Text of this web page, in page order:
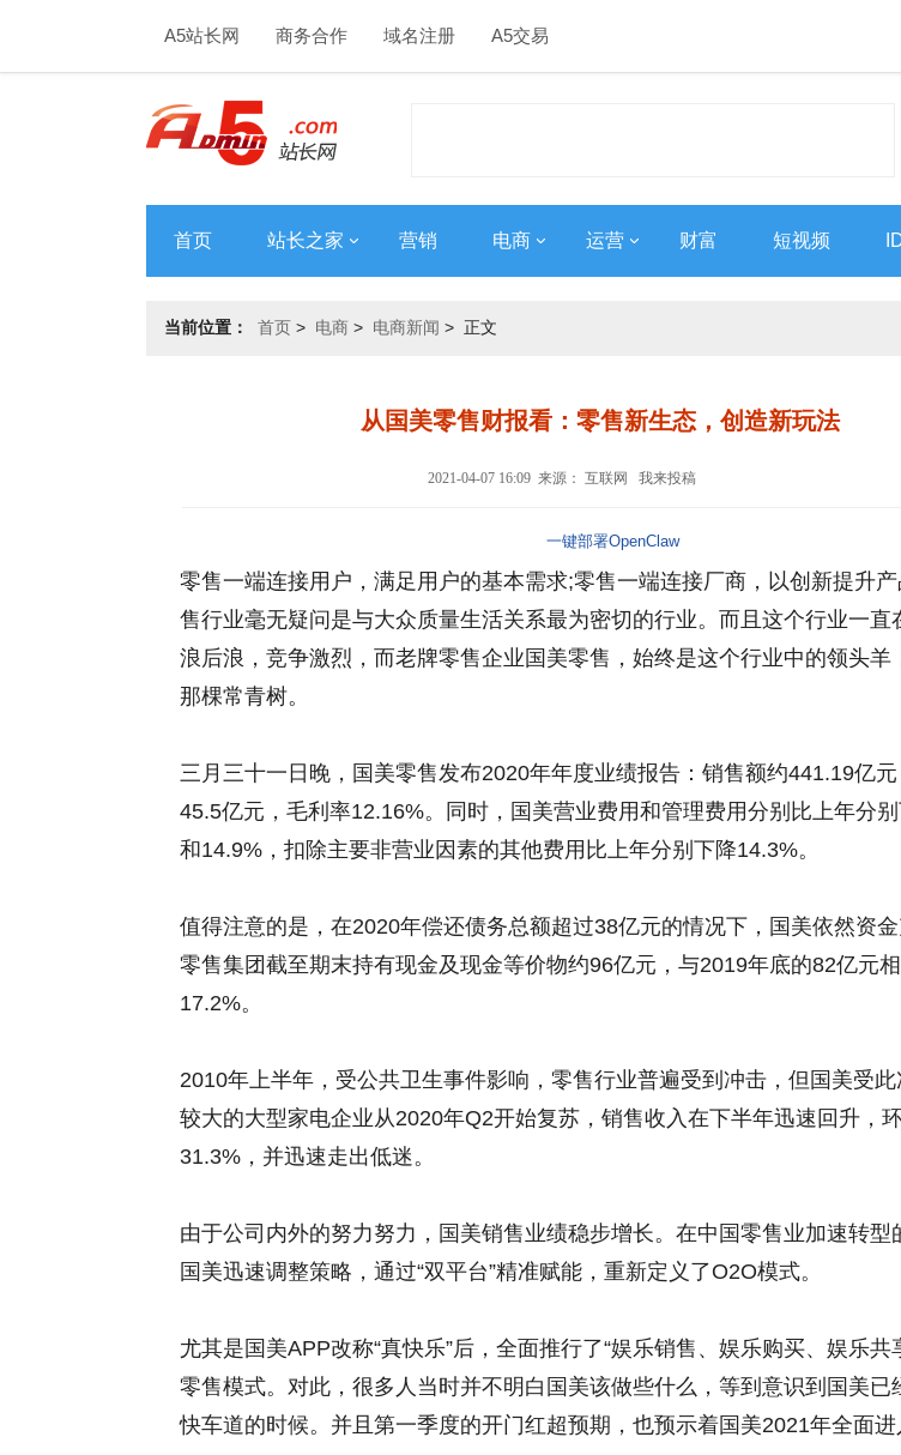
A5站长网 商务合作 域名注册 A5交易
首页 站长之家 营销 电商 运营 财富 短视频
当前位置： 首页 > 电商 > 电商新闻 > 正文
从国美零售财报看：零售新生态，创造新玩法
2021-04-07 16:09 来源： 互联网 我来投稿
一键部署OpenClaw
零售一端连接用户，满足用户的基本需求;零售一端连接厂商，以创新提升
售行业毫无疑问是与大众质量生活关系最为密切的行业。而且这个行业一直
浪后浪，竞争激烈，而老牌零售企业国美零售，始终是这个行业中的领头羊
那棵常青树。
三月三十一日晚，国美零售发布2020年年度业绩报告：销售额约441.19亿
45.5亿元，毛利率12.16%。同时，国美营业费用和管理费用分别比上年分
和14.9%，扣除主要非营业因素的其他费用比上年分别下降14.3%。
值得注意的是，在2020年偿还债务总额超过38亿元的情况下，国美依然资
零售集团截至期末持有现金及现金等价物约96亿元，与2019年底的82亿元
17.2%。
2010年上半年，受公共卫生事件影响，零售行业普遍受到冲击，但国美受
较大的大型家电企业从2020年Q2开始复苏，销售收入在下半年迅速回升，
31.3%，并迅速走出低迷。
由于公司内外的努力努力，国美销售业绩稳步增长。在中国零售业加速转型
国美迅速调整策略，通过“双平台”精准赋能，重新定义了O2O模式。
尤其是国美APP改称“真快乐”后，全面推行了“娱乐销售、娱乐购买、娱乐共
零售模式。对此，很多人当时并不明白国美该做些什么，等到意识到国美已
快车道的时候。并且第一季度的开门红超预期，也预示着国美2021年全面进